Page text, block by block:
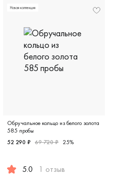
Новая коллекция
Обручальное кольцо из белого золота
585 пробы
52 290 ₽ 69 720 ₽ 25%
5.0 1 отзыв